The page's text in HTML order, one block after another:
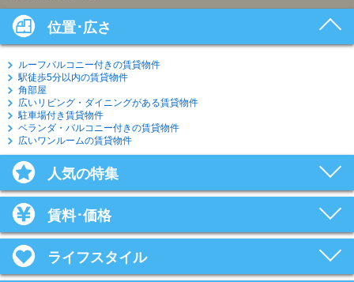
位置･広さ
ルーフバルコニー付きの賃貸物件
駅徒歩5分以内の賃貸物件
角部屋
広いリビング・ダイニングがある賃貸物件
駐車場付き賃貸物件
ベランダ・バルコニー付きの賃貸物件
広いワンルームの賃貸物件
人気の特集
賃料･価格
ライフスタイル